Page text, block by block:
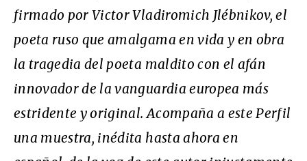
firmado por Victor Vladiromich Jlébnikov, el
poeta ruso que amalgama en vida y en obra
la tragedia del poeta maldito con el afán
innovador de la vanguardia europea más
estridente y original. Acompaña a este Perfil
una muestra, inédita hasta ahora en